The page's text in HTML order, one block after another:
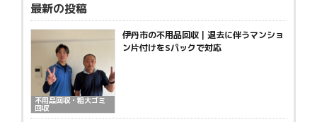
最新の投稿
不用品回収・粗大ゴミ
回収
伊丹市の不用品回収｜退去に伴うマンショ
ン片付けをSパックで対応